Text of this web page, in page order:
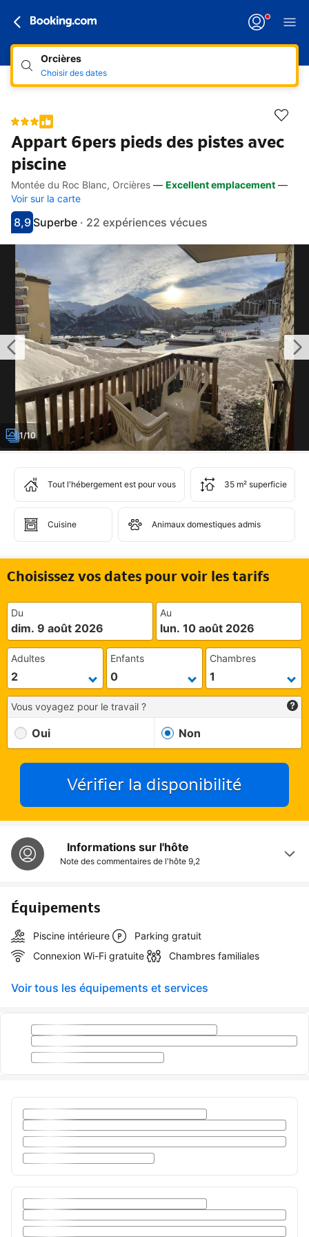
Orcières
Choisir des dates
Appart 6pers pieds des pistes avec
piscine
Accès rapides
Aller à la description
Aller aux équipements
Aller aux hébergements
Aller aux conditions
Montée du Roc Blanc, Orcières — Excellent emplacement —
Voir sur la carte
Avec une note de 8.9
8,9
superbeSuperbe · 22 expériences vécues
1/10
Tout l'hébergement est pour vous 35 m² superficie
Cuisine Animaux domestiques admis
Choisissez vos dates pour voir les tarifs
Du
dim. 9 août 2026
Au
lun. 10 août 2026
Adultes Enfants Chambres
Vous voyagez pour le travail ?
Oui Non
Vérifier la disponibilité
Informations sur l'hôte
Note des commentaires de l'hôte 9,2
Équipements
Piscine intérieure
Parking gratuit
Connexion Wi-Fi gratuite
Chambres familiales
Voir tous les équipements et services